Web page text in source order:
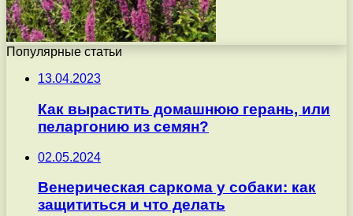
Популярные статьи
13.04.2023
Как вырастить домашнюю герань, или
пеларгонию из семян?
02.05.2024
Венерическая саркома у собаки: как
защититься и что делать